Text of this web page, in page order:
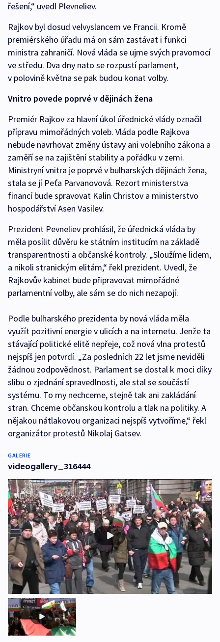
řešení,“ uvedl Plevneliev.
Rajkov byl dosud velvyslancem ve Francii. Kromě
premiérského úřadu má on sám zastávat i funkci
ministra zahraničí. Nová vláda se ujme svých pravomocí
ve středu. Dva dny nato se rozpustí parlament,
v polovině května se pak budou konat volby.
Vnitro povede poprvé v dějinách žena
Premiér Rajkov za hlavní úkol úřednické vlády označil
přípravu mimořádných voleb. Vláda podle Rajkova
nebude navrhovat změny ústavy ani volebního zákona a
zaměří se na zajištění stability a pořádku v zemi.
Ministryní vnitra je poprvé v bulharských dějinách žena,
stala se jí Peťa Parvanovová. Rezort ministerstva
financí bude spravovat Kalin Christov a ministerstvo
hospodářství Asen Vasilev.
Prezident Pevneliev prohlásil, že úřednická vláda by
měla posílit důvěru ke státním institucím na základě
transparentnosti a občanské kontroly. „Sloužíme lidem,
a nikoli stranickým elitám,“ řekl prezident. Uvedl, že
Rajkovův kabinet bude připravovat mimořádné
parlamentní volby, ale sám se do nich nezapojí.
Podle bulharského prezidenta by nová vláda měla
využít pozitivní energie v ulicích a na internetu. Jenže ta
stávající politické elitě nepřeje, což nová vlna protestů
nejspíš jen potvrdí. „Za posledních 22 let jsme neviděli
žádnou zodpovědnost. Parlament se dostal k moci díky
slibu o zjednání spravedlnosti, ale stal se součástí
systému. To my nechceme, stejně tak ani zakládání
stran. Chceme občanskou kontrolu a tlak na politiky. A
nějakou nátlakovou organizaci nejspíš vytvoříme,“ řekl
organizátor protestů Nikolaj Gatsev.
GALERIE
videogallery_316444